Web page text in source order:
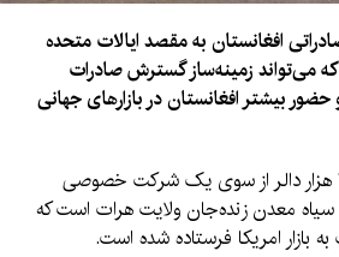
افغانستان به مقصد ایالات متحده
که می‌تواند زمینه‌ساز گسترش صادرات
بیشتر افغانستان در بازارهای جهانی
این محموله به ارزش ۱۰۰ هزار دالر از سوی یک شرکت خصوصی
معدن زنده‌جان ولایت هرات است که
بازار امریکا فرستاده شده است.